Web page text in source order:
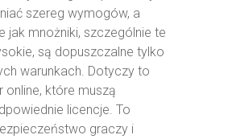
szereg wymogów, a
jak mnożniki, szczególnie te
są dopuszczalne tylko
warunkach. Dotyczy to
online, które muszą
licencje. To
graczy i